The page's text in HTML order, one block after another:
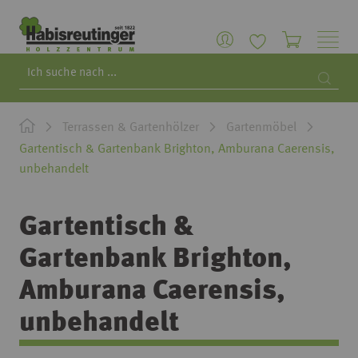
Terrassen & Gartenhölzer
Gartenmöbel
Gartentisch & Gartenbank Brighton, Amburana Caerensis,
unbehandelt
Gartentisch &
Gartenbank Brighton,
Amburana Caerensis,
unbehandelt